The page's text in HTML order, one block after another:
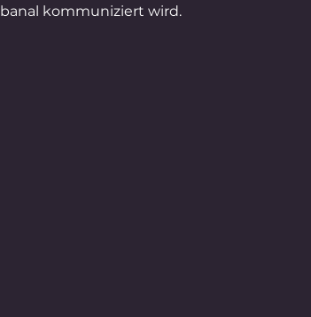
banal kommuniziert wird.